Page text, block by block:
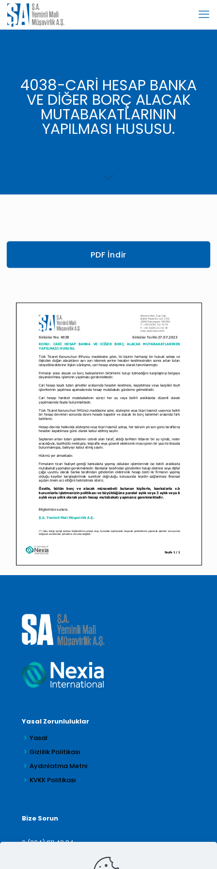
4038-CARİ HESAP BANKA
VE DİĞER BORÇ ALACAK
MUTABAKATLARININ
YAPILMASI HUSUSU.
PDF İndir
Yasal Zorunluluklar
Yasal
Gizlilik Politikası
Aydınlatma Metni
KVKK Politikası
Bize Sorun
0 (224) 211 42 24